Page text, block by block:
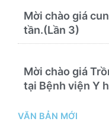
Mời chào giá
tần.(Lần 3)
Mời chào giá
tại Bệnh viện Y
Danh mục hàng
VĂN BẢN MỚI